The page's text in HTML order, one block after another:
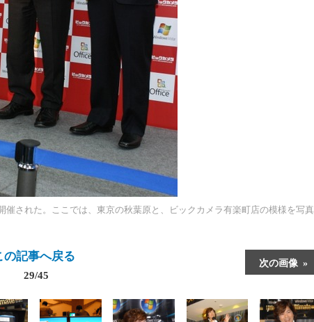
された。ここでは、東京の秋葉原と、ビックカメラ有楽町店の模様を写真
次の画像
の記事へ戻る
29/45